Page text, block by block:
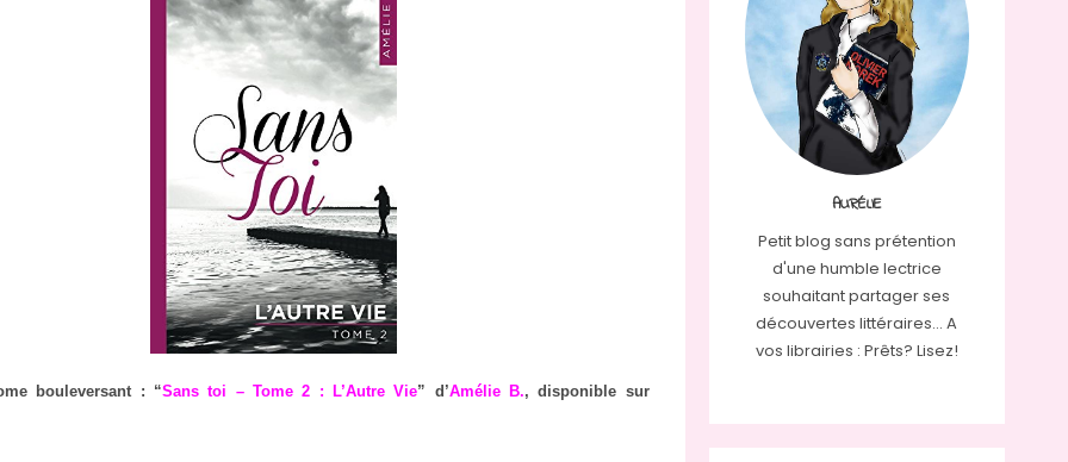
bouleversant : “Sans toi – Tome 2 : L’Autre Vie” d’Amélie B., disponible sur
AURÉLIE
Petit blog sans prétention
d'une humble lectrice
souhaitant partager ses
découvertes littéraires... A
vos librairies : Prêts? Lisez!